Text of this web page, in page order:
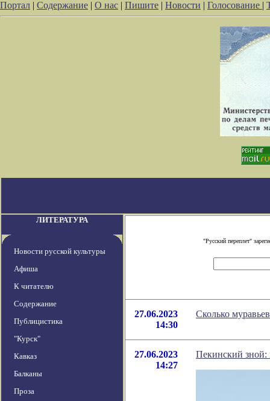
Портал | Содержание | О нас | Пишите | Новости | Голосование |
ЛИТЕРАТУРА
Новости русской культуры
Афиша
К читателю
Содержание
Публицистика
"Курск"
Кавказ
Балканы
Проза
"Русский переплет"
27.06.2023
14:30
Сколько
27.06.2023
14:27
Пекинский зной: